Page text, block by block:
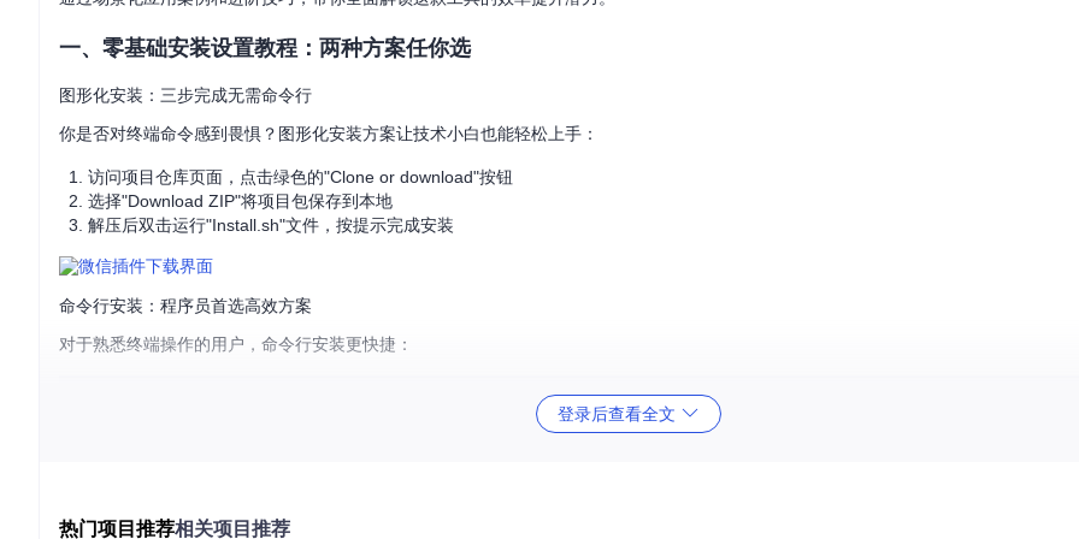
一、零基础安装设置教程：两种方案任你选
图形化安装：三步完成无需命令行
你是否对终端命令感到畏惧？图形化安装方案让技术小白也能轻松上手：
访问项目仓库页面，点击绿色的"Clone or download"按钮
选择"Download ZIP"将项目包保存到本地
解压后双击运行"Install.sh"文件，按提示完成安装
命令行安装：程序员首选高效方案
对于熟悉终端操作的用户，命令行安装更快捷：
https://gitcode.com/gh_mirrors/we/WeChatPlugin-MacOS
# 执行安装脚本
登录后查看全文
热门项目推荐相关项目推荐